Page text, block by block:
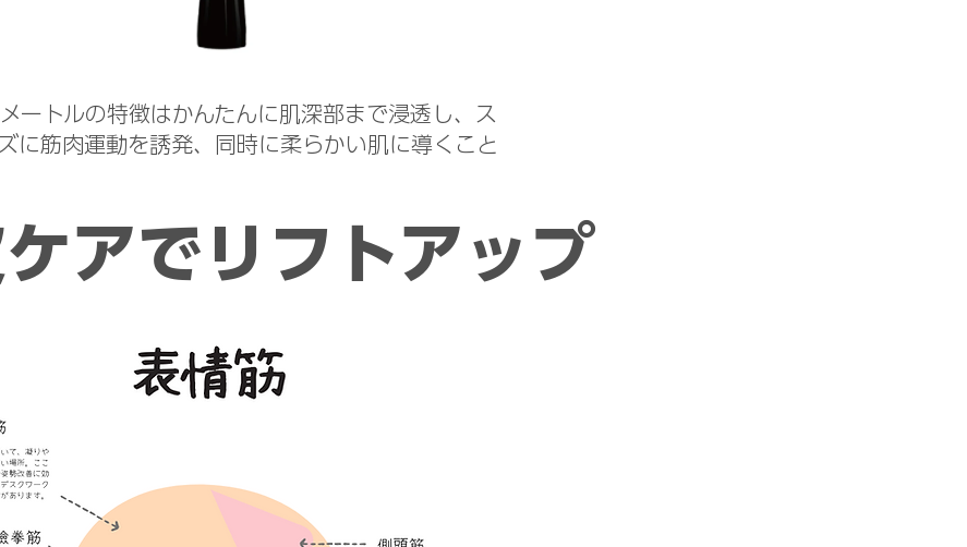
ートルの特徴はかんたんに肌深部まで浸透し、ス
に筋肉運動を誘発、同時に柔らかい肌に導くこと
アでリフトアップ